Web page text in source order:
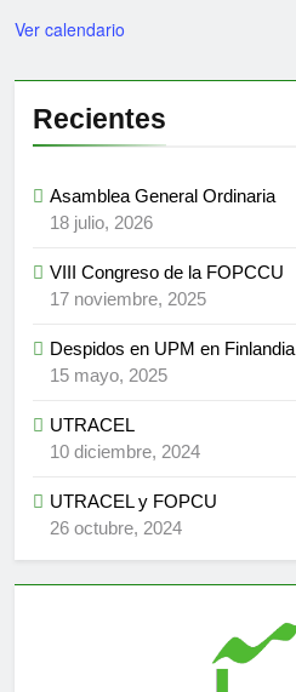
Ver calendario
Recientes
Asamblea General Ordinaria
18 julio, 2026
VIII Congreso de la FOPCCU
17 noviembre, 2025
Despidos en UPM en Finlandia
15 mayo, 2025
UTRACEL
10 diciembre, 2024
UTRACEL y FOPCU
26 octubre, 2024